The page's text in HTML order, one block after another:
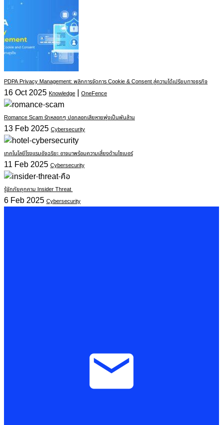
PDPA Privacy Management: พลิกการจัดการ Cookie & Consent สู่ความได้เปรียบทางธุรกิจ
16 Oct 2025 Knowledge | OneFence
Romance Scam รักหลอกๆ ปอกลอกเสียหายพุ่งเป็นพันล้าน
13 Feb 2025 Cybersecurity
เทคโนโลยีโรงแรมอัจฉริยะ อาจมาพร้อมความเสี่ยงด้านไซเบอร์
11 Feb 2025 Cybersecurity
รู้จักภัยคุกคาม Insider Threat
6 Feb 2025 Cybersecurity